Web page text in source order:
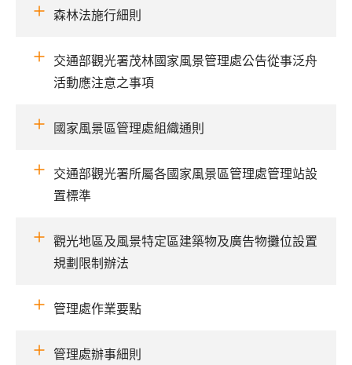
森林法施行細則
交通部觀光署茂林國家風景管理處公告從事泛舟
活動應注意之事項
國家風景區管理處組織通則
交通部觀光署所屬各國家風景區管理處管理站設
置標準
觀光地區及風景特定區建築物及廣告物攤位設置
規劃限制辦法
管理處作業要點
管理處辦事細則